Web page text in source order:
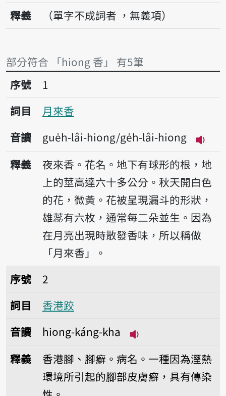
釋義
（單字不成詞者 ，無義項）
部分符合 「hiong 香」 有5筆
序號1月來香
序號
1
詞目
月來香
音讀
gue̍h-lâi-hiong/ge̍h-lâi-hiong
播放
釋義
夜來香。花名。地下有球形的根，地
上的莖高達六十多公分。秋天開白色
的花，微黃。花被呈現漏斗的形狀，
雄蕊有六枚，通常每二朵並生。因為
在月亮出現時散發香味，所以稱做
「月來香」。
序號2香港跤
序號
2
詞目
香港跤
音讀
hiong-káng-kha
釋義
香港腳、腳癬。病名。一種因為溼熱
環境所引起的腳部皮膚癬，具有傳染